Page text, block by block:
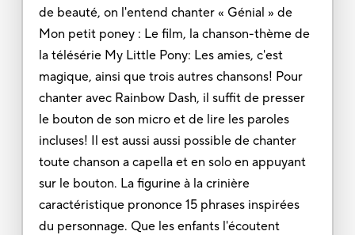
de beauté, on l'entend chanter « Génial » de
Mon petit poney : Le film, la chanson-thème de
la télésérie My Little Pony: Les amies, c'est
magique, ainsi que trois autres chansons! Pour
chanter avec Rainbow Dash, il suffit de presser
le bouton de son micro et de lire les paroles
incluses! Il est aussi aussi possible de chanter
toute chanson a capella et en solo en appuyant
sur le bouton. La figurine à la crinière
caractéristique prononce 15 phrases inspirées
du personnage. Que les enfants l'écoutent